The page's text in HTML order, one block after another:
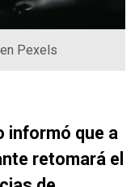
Pexels
informó que a
retomará el